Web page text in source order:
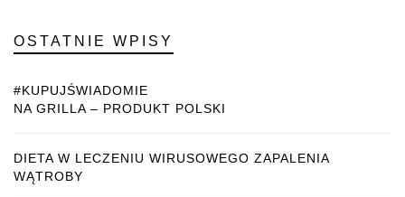
OSTATNIE WPISY
#KUPUJŚWIADOMIE
NA GRILLA – PRODUKT POLSKI
DIETA W LECZENIU WIRUSOWEGO ZAPALENIA
WĄTROBY